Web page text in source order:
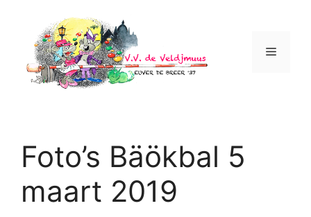
inhoud
Menu
Foto’s Bäökbal 5
maart 2019